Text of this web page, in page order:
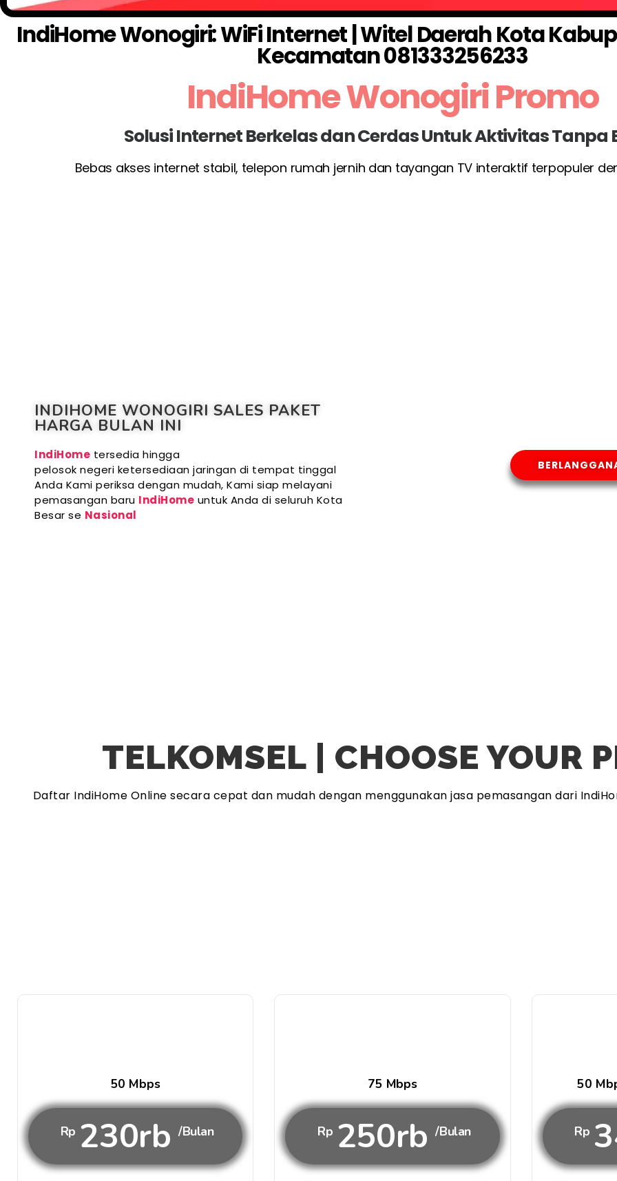
IndiHome Wonogiri: WiFi Internet | Witel Daerah Kota
Kecamatan 081333256233
IndiHome Wonogiri Promo
Solusi Internet Berkelas dan Cerdas Untuk Aktivitas Tanpa
Bebas akses internet stabil, telepon rumah jernih dan tayangan TV interaktif terpopuler
INDIHOME WONOGIRI SALES PAKET
HARGA BULAN INI
IndiHome tersedia hingga
pelosok negeri ketersediaan jaringan di tempat tinggal
Anda Kami periksa dengan mudah, Kami siap melayani
pemasangan baru IndiHome untuk Anda di seluruh Kota
Besar se Nasional
TELKOMSEL | CHOOSE YOUR
Daftar IndiHome Online secara cepat dan mudah dengan menggunakan jasa pemasangan dari
50 Mbps
Rp 230rb /Bulan
75 Mbps
Rp 250rb /Bulan
50
Rp